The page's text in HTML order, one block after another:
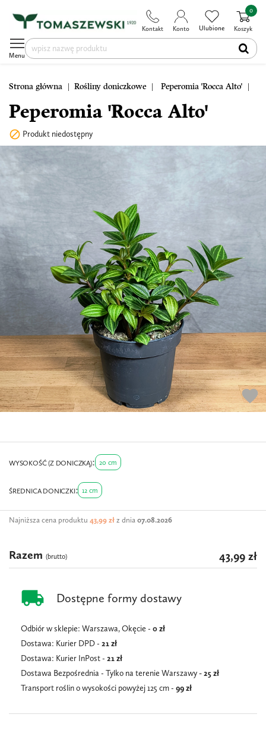
Kontakt Konto Ulubione Koszyk
0
Menu
Strona główna Rośliny doniczkowe Peperomia 'Rocca Alto'
Peperomia 'Rocca Alto'
 Produkt niedostępny
WYSOKOŚĆ (Z DONICZKĄ) 20 cm
ŚREDNICA DONICZKI 12 cm
favorite
Najniższa cena produktu 43,99 zł z dnia 07.08.2026
local_shipping Dostępne formy dostawy
Odbiór w sklepie: Warszawa, Okęcie - 0 zł
Dostawa: Kurier DPD - 21 zł
Dostawa: Kurier InPost - 21zł
Dostawa Bezpośrednia - Tylko na terenie Warszawy- 25 zł
Transport roślin o wysokości powyżej 125 cm - 99 zł
Razem (brutto) 43,99 zł